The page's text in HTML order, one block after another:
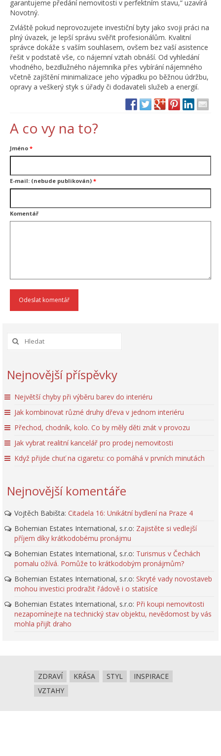
garantujeme předání nemovitosti v perfektním stavu,“ uzavírá
Novotný.
Zvláště pokud neprovozujete investiční byty jako svoji práci na
plný úvazek, je lepší správu svěřit profesionálům. Kvalitní
správce dokáže s vaším souhlasem, ovšem bez vaší asistence
řešit v podstatě vše, co nájemní vztah obnáší. Od vyhledání
vhodného, bezdlužného nájemníka přes vybírání nájemného
včetně zajištění minimalizace jeho výpadku po běžnou údržbu,
opravy a veškerý styk s úřady či dodavateli služeb a energií.
A co vy na to?
Jméno *
E-mail: (nebude publikován) *
Komentář
Nejnovější příspěvky
Největší chyby při výběru barev do interiéru
Jak kombinovat různé druhy dřeva v jednom interiéru
Přechod, chodník, kolo. Co by měly děti znát v provozu
Jak vybrat realitní kancelář pro prodej nemovitosti
Když přijde chuť na cigaretu: co pomáhá v prvních minutách
Nejnovější komentáře
Vojtěch Babišta: Citadela 16: Unikátní bydlení na Praze 4
Bohemian Estates International, s.r.o: Zajistěte si vedlejší
příjem díky krátkodobému pronájmu
Bohemian Estates International, s.r.o: Turismus v Čechách
pomalu ožívá. Pomůže to krátkodobým pronájmům?
Bohemian Estates International, s.r.o: Skryté vady novostaveb
mohou investici prodražit řádově i o statisíce
Bohemian Estates International, s.r.o: Při koupi nemovitosti
nezapomínejte na technický stav objektu, nevědomost by vás
mohla přijít draho
ZDRAVÍ KRÁSA STYL
INSPIRACE
VZTAHY